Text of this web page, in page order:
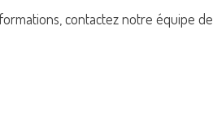
contactez notre équipe de